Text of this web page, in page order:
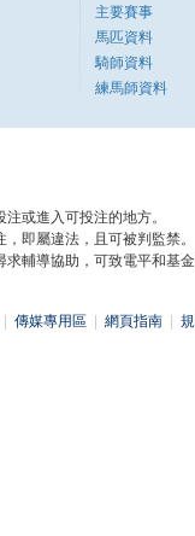
主要賽事
馬匹資料
騎師資料
練馬師資料
或進入可投注的地方。
即屬違法，且可被判監禁。
輔導協助，可致電平和基
傳媒專用區 網頁指南